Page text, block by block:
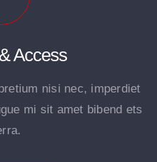
Access
nisi nec, imperdiet
mi sit amet bibend ets